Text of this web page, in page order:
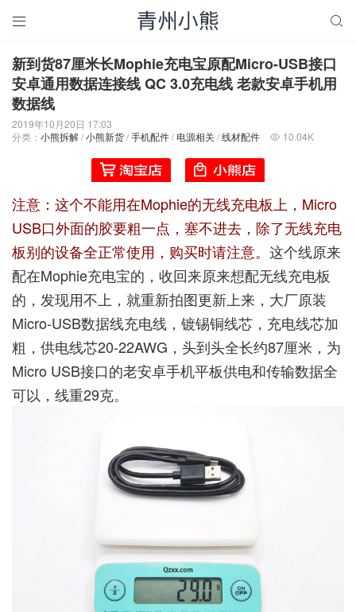
 
新到货87厘米长Mophie充电宝原配Micro-USB接口
安卓通用数据连接线 QC 3.0充电线 老款安卓手机用
数据线
2019年10月20日 17:03
分类： 小熊拆解/小熊新货/手机配件/ 电源相关/线材配件  10.04K
注意：这个不能用在Mophie的无线充电板上，Micro
USB口外面的胶要粗一点，塞不进去，除了无线充电
板别的设备全正常使用，购买时请注意。 这个线原来
配在Mophie充电宝的，收回来原来想配无线充电板
的，发现用不上，就重新拍图更新上来，大厂原装
Micro-USB数据线充电线，镀锡铜线芯，充电线芯加
粗，供电线芯20-22AWG，头到头全长约87厘米，为
Micro USB接口的老安卓手机平板供电和传输数据全
可以，线重29克。